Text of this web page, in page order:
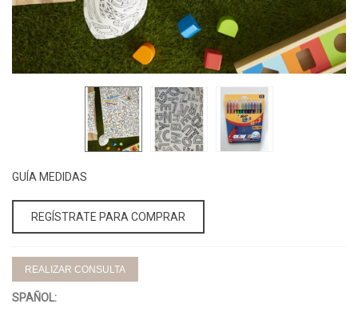
GUÍA MEDIDAS
REGÍSTRATE PARA COMPRAR
REALIZAR CONSULTA
SPAÑOL: